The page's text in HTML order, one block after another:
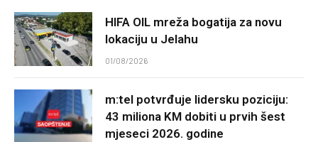
HIFA OIL mreža bogatija za novu
lokaciju u Jelahu
01/08/2026
m:tel potvrđuje lidersku poziciju:
43 miliona KM dobiti u prvih šest
mjeseci 2026. godine